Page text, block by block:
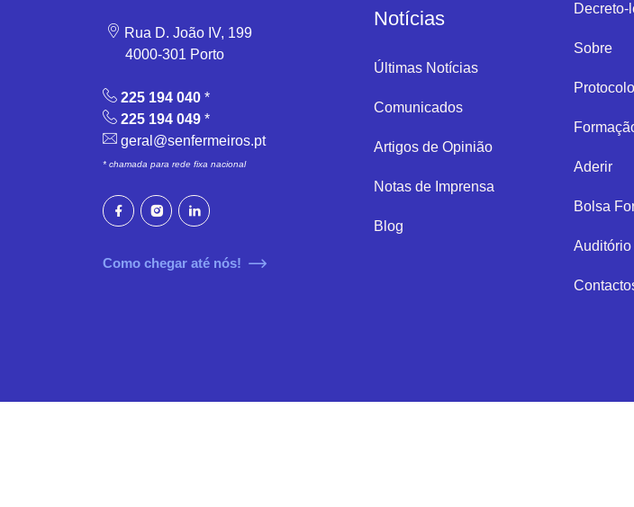
Rua D. João IV, 199
4000-301 Porto
225 194 040 *
225 194 049 *
geral@senfermeiros.pt
* chamada para rede fixa nacional
Como chegar até nós!
Notícias
Últimas Notícias
Comunicados
Artigos de Opinião
Notas de Imprensa
Blog
Decreto-
Sobre
Aderir
Bolsa
Auditório